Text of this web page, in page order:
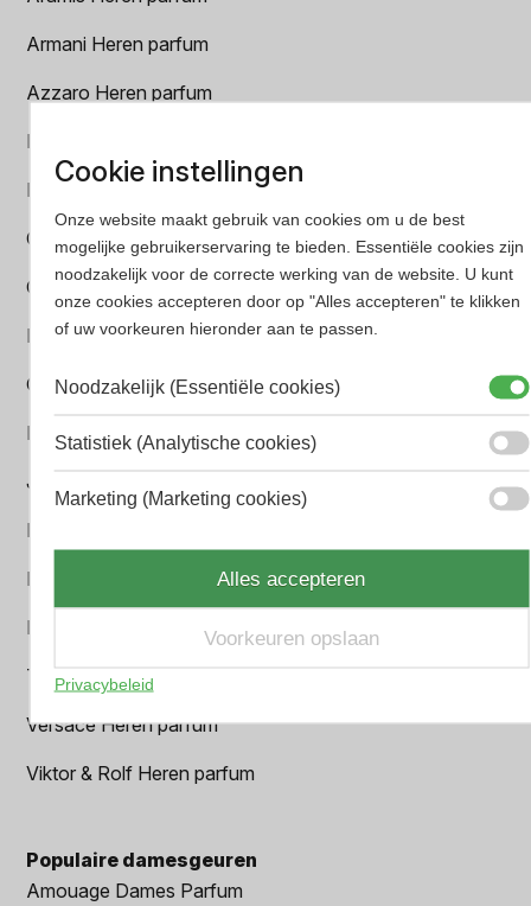
Armani Heren parfum
Azzaro Heren parfum
BALR. Heren parfum
BVLGARI Heren parfum
Chanel Heren parfum
Creed heren parfum
Dior Heren parfum
Geurpakket
Hugo Boss Heren parfum
Jean Paul Gaultier Heren parfum
Paco Rabanne Heren parfum
Parfum Gift Set
Prada Heren parfum
Tom Ford Heren parfum
Versace Heren parfum
Viktor & Rolf Heren parfum
Populaire damesgeuren
Amouage Dames Parfum
Cookie instellingen
Onze website maakt gebruik van cookies om u de best
mogelijke gebruikerservaring te bieden. Essentiële cookies zijn
noodzakelijk voor de correcte werking van de website. U kunt
onze cookies accepteren door op "Alles accepteren" te klikken
of uw voorkeuren hieronder aan te passen.
Noodzakelijk (Essentiële cookies)
Statistiek (Analytische cookies)
Marketing (Marketing cookies)
Alles accepteren
Voorkeuren opslaan
Privacybeleid